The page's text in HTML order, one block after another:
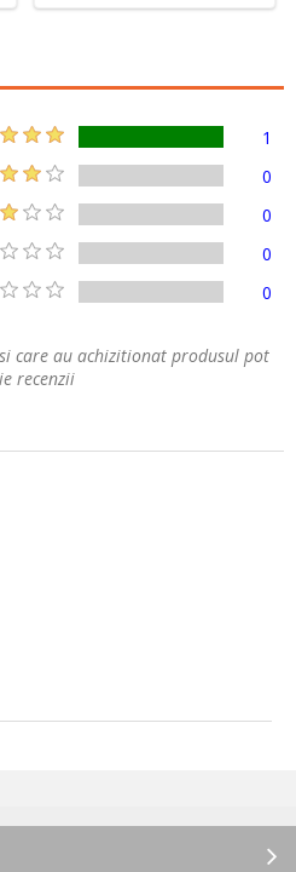
1
0
0
0
0
care au achizitionat produsul pot
recenzii